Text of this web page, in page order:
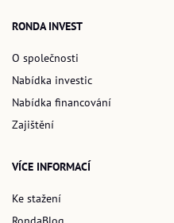
RONDA INVEST
O společnosti
Nabídka investic
Nabídka financování
Zajištění
VÍCE INFORMACÍ
Ke stažení
RondaBlog